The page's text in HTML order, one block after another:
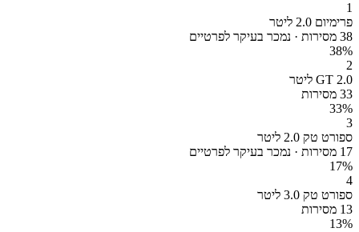
1
פרימיום 2.0 ליטר
38 מסירות · נמכר בעיקר לפרטיים
38%
2
GT 2.0 ליטר
33 מסירות
33%
3
ספורט טק 2.0 ליטר
17 מסירות · נמכר בעיקר לפרטיים
17%
4
ספורט טק 3.0 ליטר
13 מסירות
13%